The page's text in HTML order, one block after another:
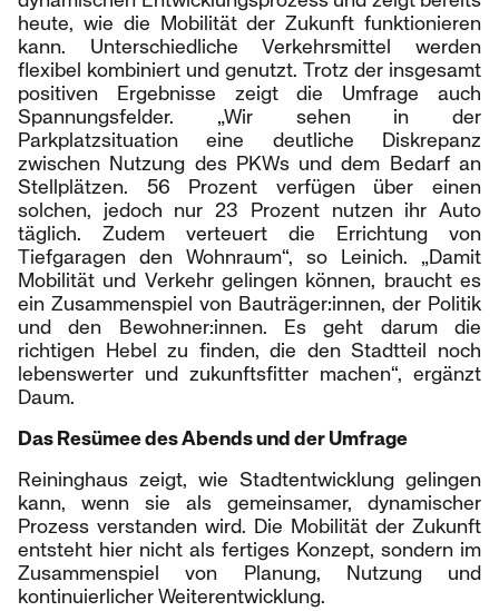
heute, wie die Mobilität der Zukunft funktionieren
kann. Unterschiedliche Verkehrsmittel werden
flexibel kombiniert und genutzt. Trotz der insgesamt
positiven Ergebnisse zeigt die Umfrage auch
Spannungsfelder. „Wir sehen in der
Parkplatzsituation eine deutliche Diskrepanz
zwischen Nutzung des PKWs und dem Bedarf an
Stellplätzen. 56 Prozent verfügen über einen
solchen, jedoch nur 23 Prozent nutzen ihr Auto
täglich. Zudem verteuert die Errichtung von
Tiefgaragen den Wohnraum“, so Leinich. „Damit
Mobilität und Verkehr gelingen können, braucht es
ein Zusammenspiel von Bauträger:innen, der Politik
und den Bewohner:innen. Es geht darum die
richtigen Hebel zu finden, die den Stadtteil noch
lebenswerter und zukunftsfitter machen“, ergänzt
Daum.
Das Resümee des Abends und der Umfrage
Reininghaus zeigt, wie Stadtentwicklung gelingen
kann, wenn sie als gemeinsamer, dynamischer
Prozess verstanden wird. Die Mobilität der Zukunft
entsteht hier nicht als fertiges Konzept, sondern im
Zusammenspiel von Planung, Nutzung und
kontinuierlicher Weiterentwicklung.